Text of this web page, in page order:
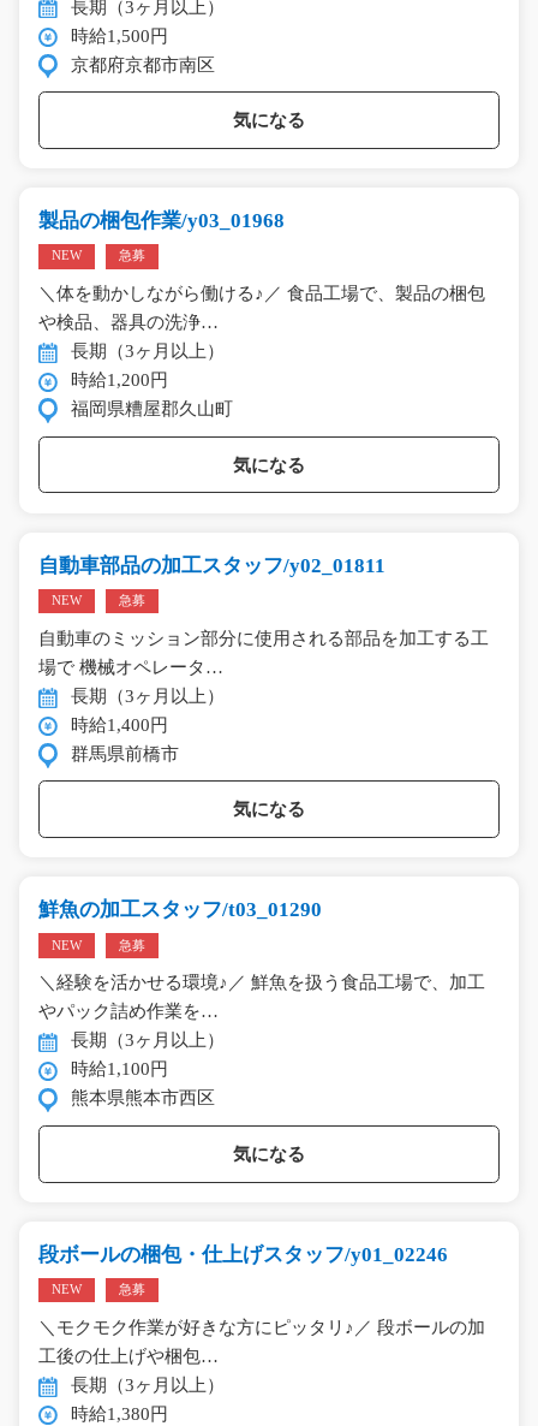
長期（3ヶ月以上）
時給1,500円
京都府京都市南区
気になる
製品の梱包作業/y03_01968
NEW 急募
＼体を動かしながら働ける♪／ 食品工場で、製品の梱包
や検品、器具の洗浄…
長期（3ヶ月以上）
時給1,200円
福岡県糟屋郡久山町
気になる
自動車部品の加工スタッフ/y02_01811
NEW 急募
自動車のミッション部分に使用される部品を加工する工
場で 機械オペレータ…
長期（3ヶ月以上）
時給1,400円
群馬県前橋市
気になる
鮮魚の加工スタッフ/t03_01290
NEW 急募
＼経験を活かせる環境♪／ 鮮魚を扱う食品工場で、加工
やパック詰め作業を…
長期（3ヶ月以上）
時給1,100円
熊本県熊本市西区
気になる
段ボールの梱包・仕上げスタッフ/y01_02246
NEW 急募
＼モクモク作業が好きな方にピッタリ♪／ 段ボールの加
工後の仕上げや梱包…
長期（3ヶ月以上）
時給1,380円